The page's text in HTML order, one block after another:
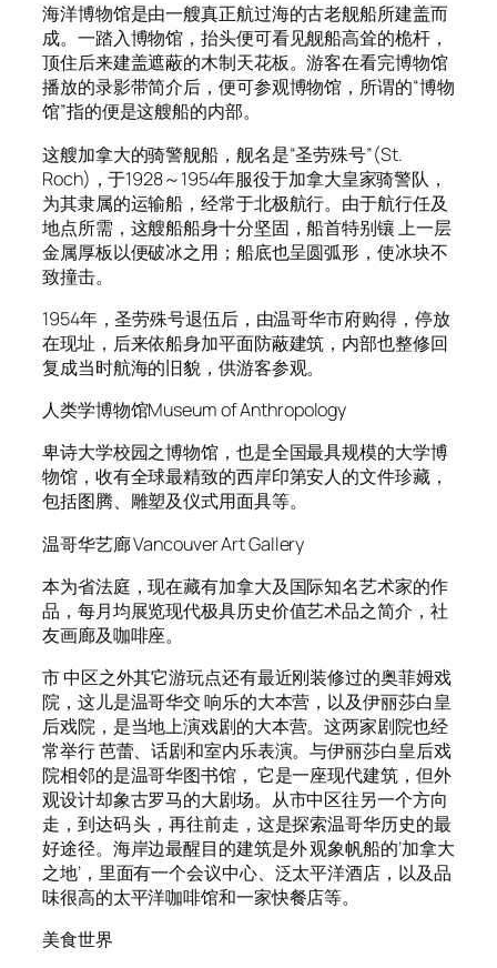
海洋博物馆是由一艘真正航过海的古老舰船所建盖而
成。一踏入博物馆，抬头便可看见舰船高耸的桅杆，
顶住后来建盖遮蔽的木制天花板。游客在看完博物馆
播放的录影带简介后，便可参观博物馆，所谓的“博物
馆”指的便是这艘船的内部。
这艘加拿大的骑警舰船，舰名是“圣劳殊号”(St.
Roch)，于1928～1954年服役于加拿大皇家骑警队，
为其隶属的运输船，经常于北极航行。由于航行任及
地点所需，这艘船船身十分坚固，船首特别镶 上一层
金属厚板以便破冰之用；船底也呈圆弧形，使冰块不
致撞击。
1954年，圣劳殊号退伍后，由温哥华市府购得，停放
在现址，后来依船身加平面防蔽建筑，内部也整修回
复成当时航海的旧貌，供游客参观。
人类学博物馆Museum of Anthropology
卑诗大学校园之博物馆，也是全国最具规模的大学博
物馆，收有全球最精致的西岸印第安人的文件珍藏，
包括图腾、雕塑及仪式用面具等。
温哥华艺廊 Vancouver Art Gallery
本为省法庭，现在藏有加拿大及国际知名艺术家的作
品，每月均展览现代极具历史价值艺术品之简介，社
友画廊及咖啡座。
市 中区之外其它游玩点还有最近刚装修过的奥菲姆戏
院，这儿是温哥华交 响乐的大本营，以及伊丽莎白皇
后戏院，是当地上演戏剧的大本营。这两家剧院也经
常举行 芭蕾、话剧和室内乐表演。与伊丽莎白皇后戏
院相邻的是温哥华图书馆， 它是一座现代建筑，但外
观设计却象古罗马的大剧场。从市中区往另一个方向
走，到达码 头，再往前走，这是探索温哥华历史的最
好途径。海岸边最醒目的建筑是外 观象帆船的’加拿大
之地’，里面有一个会议中心、泛太平洋酒店，以及品
味很高的太平洋咖啡馆和一家快餐店等。
美食世界